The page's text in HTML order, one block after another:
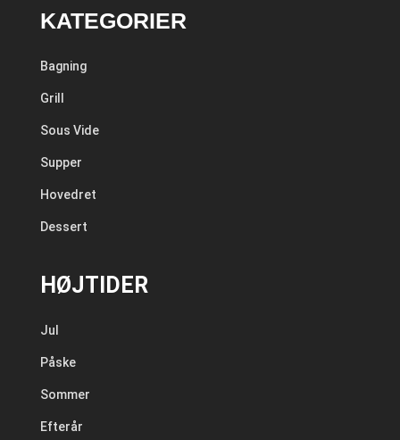
KATEGORIER
Bagning
Grill
Sous Vide
Supper
Hovedret
Dessert
HØJTIDER
Jul
Påske
Sommer
Efterår